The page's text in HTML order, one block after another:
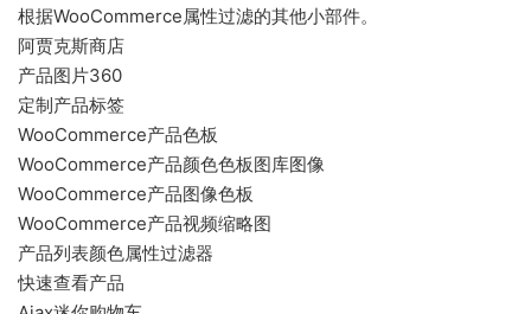
根据WooCommerce属性过滤的其他小部件。
阿贾克斯商店
产品图片360
定制产品标签
WooCommerce产品色板
WooCommerce产品颜色色板图库图像
WooCommerce产品图像色板
WooCommerce产品视频缩略图
产品列表颜色属性过滤器
快速查看产品